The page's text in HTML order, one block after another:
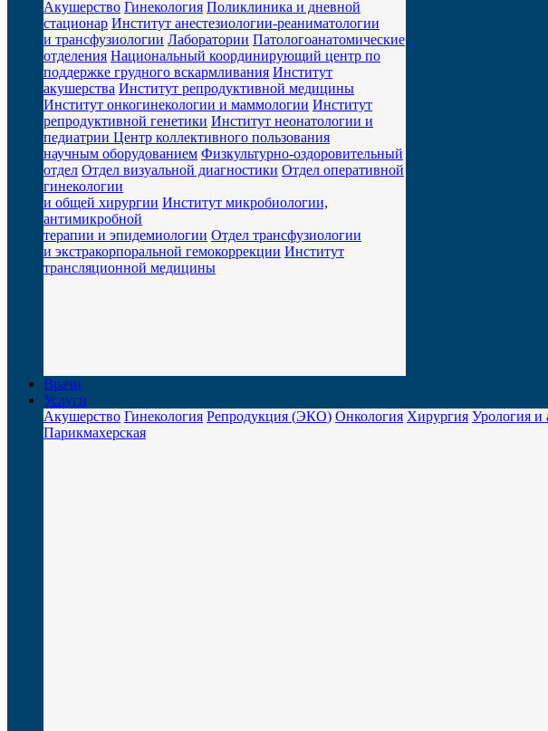
Акушерство Гинекология Поликлиника и дневной
стационар Институт анестезиологии-реаниматологии
и трансфузиологии Лаборатории Патологоанатомические
отделения Национальный координирующий центр по
поддержке грудного вскармливания Институт
акушерства Институт репродуктивной медицины
Институт онкогинекологии и маммологии Институт
репродуктивной генетики Институт неонатологии и
педиатрии Центр коллективного пользования
научным оборудованием Физкультурно-оздоровительный
отдел Отдел визуальной диагностики Отдел оперативной
гинекологии
и общей хирургии Институт микробиологии,
антимикробной
терапии и эпидемиологии Отдел трансфузиологии
и экстракорпоральной гемокоррекции Институт
трансляционной медицины
Врачи
Услуги
Акушерство Гинекология Репродукция (ЭКО) Онкология Хирургия Урология и
Парикмахерская